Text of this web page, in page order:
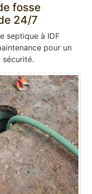
fosse
24/7
septique à IDF
pour un
sécurité.